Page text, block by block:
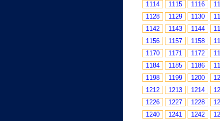
1114
1115 1116
1128
1129 1130
1142
1143 1144
1156
1157 1158
1170
1171 1172
1184
1185 1186
1198
1199 1200
1212
1213 1214
1226
1227 1228
1240
1241 1242